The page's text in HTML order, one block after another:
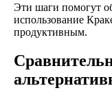
Эти шаги помогут
использование
продуктивным.